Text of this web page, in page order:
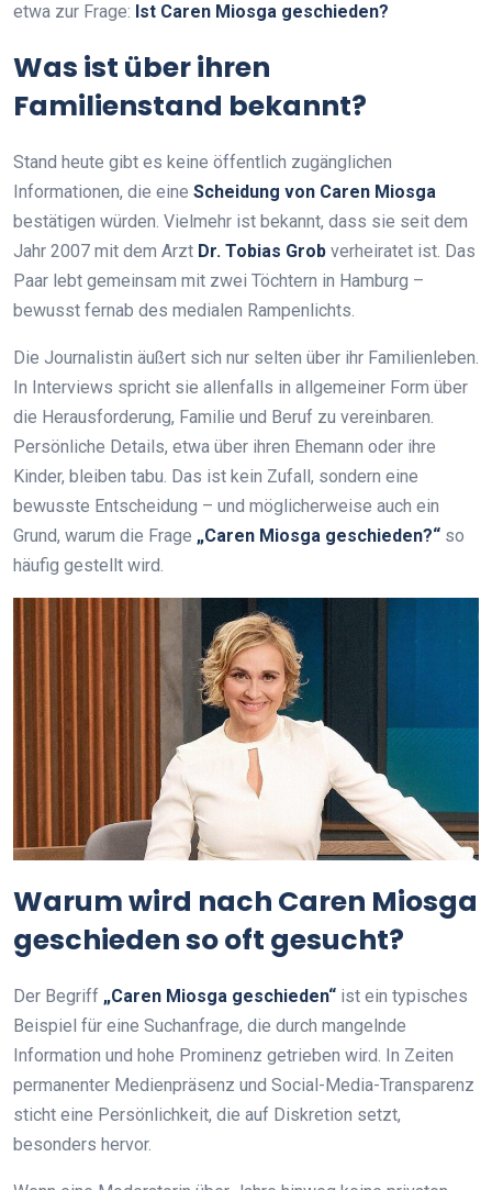
etwa zur Frage: Ist Caren Miosga geschieden?
Was ist über ihren
Familienstand bekannt?
Stand heute gibt es keine öffentlich zugänglichen
Informationen, die eine Scheidung von Caren Miosga
bestätigen würden. Vielmehr ist bekannt, dass sie seit dem
Jahr 2007 mit dem Arzt Dr. Tobias Grob verheiratet ist. Das
Paar lebt gemeinsam mit zwei Töchtern in Hamburg –
bewusst fernab des medialen Rampenlichts.
Die Journalistin äußert sich nur selten über ihr Familienleben.
In Interviews spricht sie allenfalls in allgemeiner Form über
die Herausforderung, Familie und Beruf zu vereinbaren.
Persönliche Details, etwa über ihren Ehemann oder ihre
Kinder, bleiben tabu. Das ist kein Zufall, sondern eine
bewusste Entscheidung – und möglicherweise auch ein
Grund, warum die Frage „Caren Miosga geschieden?“ so
häufig gestellt wird.
Warum wird nach Caren Miosga
geschieden so oft gesucht?
Der Begriff „Caren Miosga geschieden“ ist ein typisches
Beispiel für eine Suchanfrage, die durch mangelnde
Information und hohe Prominenz getrieben wird. In Zeiten
permanenter Medienpräsenz und Social-Media-Transparenz
sticht eine Persönlichkeit, die auf Diskretion setzt,
besonders hervor.